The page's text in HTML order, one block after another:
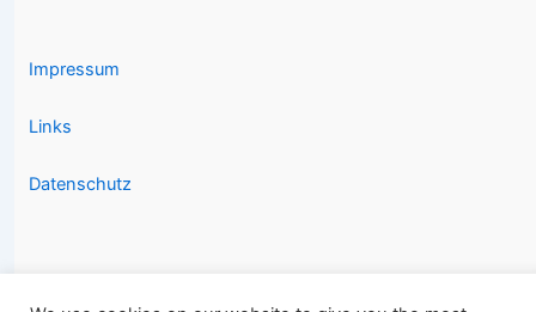
Impressum
Links
Datenschutz